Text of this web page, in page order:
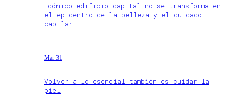
Icónico edificio capitalino se transforma en
el epicentro de la belleza y el cuidado
capilar
Mar 31
Volver a lo esencial también es cuidar la
piel